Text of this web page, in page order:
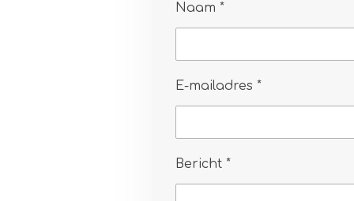
Naam *
E-mailadres *
Bericht *